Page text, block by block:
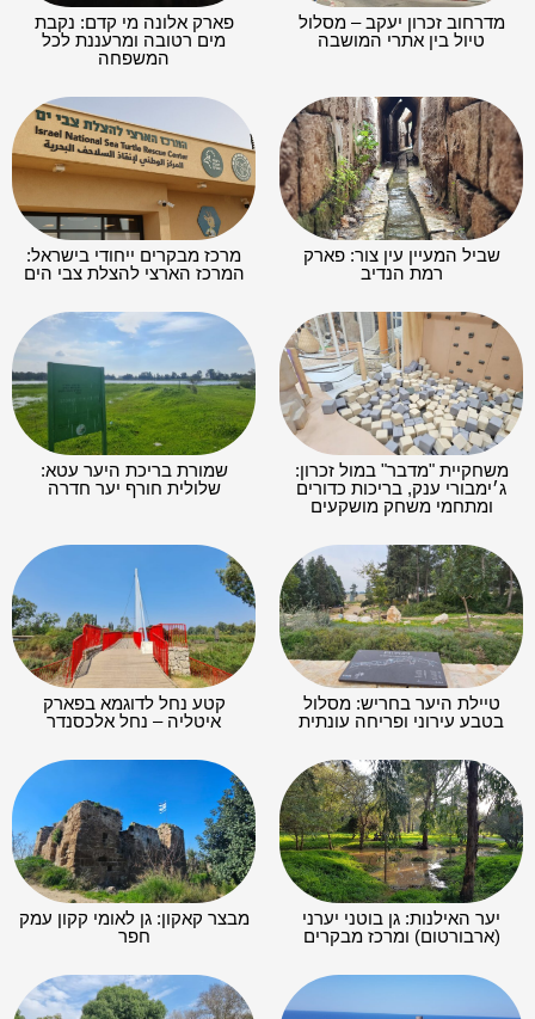
מדרחוב זכרון יעקב – מסלול
טיול בין אתרי המושבה
פארק אלונה מי קדם: נקבת
מים רטובה ומרעננת לכל
המשפחה
שביל המעיין עין צור: פארק
רמת הנדיב
מרכז מבקרים ייחודי בישראל:
המרכז הארצי להצלת צבי הים
משחקיית "מדבר" במול זכרון:
ג׳ימבורי ענק, בריכות כדורים
ומתחמי משחק מושקעים
שמורת בריכת היער עטא:
שלולית חורף יער חדרה
טיילת היער בחריש: מסלול
בטבע עירוני ופריחה עונתית
קטע נחל לדוגמא בפארק
איטליה – נחל אלכסנדר
יער האילנות: גן בוטני יערני
(ארבורטום) ומרכז מבקרים
מבצר קאקון: גן לאומי קקון עמק
חפר